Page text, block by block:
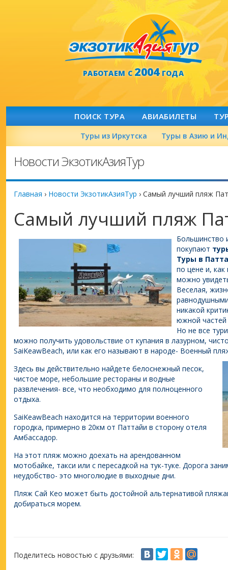
РАБОТАЕМ С2004ГОДА
ПОИСК ТУРА АВИАБИЛЕТЫ
Туры из Иркутска Туры в Азию и
Новости ЭкзотикАзияТур
Главная › Новости ЭкзотикАзияТур › Самый лучший пляж
Самый лучший пляж
Большинство
покупают
Туры в
по цене и,
можно
Веселая,
никакой
южной частей
Но не все
можно получить удовольствие от купания в лазурном,
SaiKeawBeach, или как его называют в народе- Военный
Здесь вы действительно найдете белоснежный песок,
чистое море, небольшие рестораны и водные
развлечения- все, что необходимо для полноценного
отдыха.
SaiKeawBeach находится на территории военного
городка, примерно в 20км от Паттайи в сторону отеля
Амбассадор.
На этот пляж можно доехать на арендованном
мотобайке, такси или с пересадкой на тук-туке. Дорога
неудобство- это многолюдие в выходные дни.
Пляж Сай Кео может быть достойной альтернативой
добираться морем.
Поделитесь новостью с друзьями: